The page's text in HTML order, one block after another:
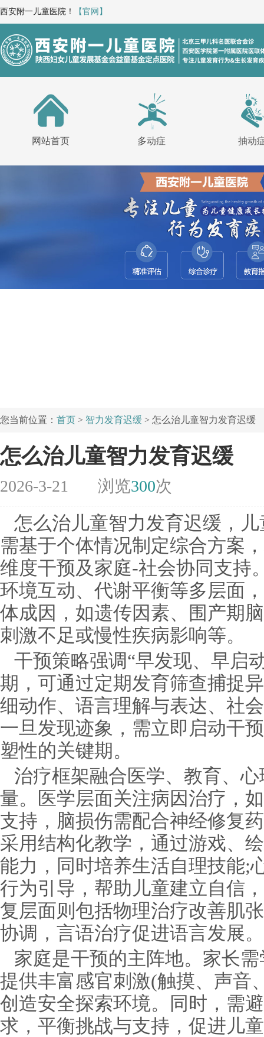
西安附一儿童医院！ 【官网】
网站首页 多动症 抽动
您当前位置： 首页 > 智力发育迟缓 > 怎么治儿童智力发育迟缓
怎么治儿童智力发育迟缓
2026-3-21 浏览300次
怎么治儿童智力发育迟缓，
需基于个体情况制定综合方案
维度干预及家庭-社会协同支持
环境互动、代谢平衡等多层面
体成因，如遗传因素、围产期
刺激不足或慢性疾病影响等。
干预策略强调“早发现、早启
期，可通过定期发育筛查捕捉
细动作、语言理解与表达、社
一旦发现迹象，需立即启动干
塑性的关键期。
治疗框架融合医学、教育、
量。医学层面关注病因治疗，
支持，脑损伤需配合神经修复
采用结构化教学，通过游戏、
能力，同时培养生活自理技能;
行为引导，帮助儿童建立自信
复层面则包括物理治疗改善肌
协调，言语治疗促进语言发展。
家庭是干预的主阵地。家长
提供丰富感官刺激(触摸、声音
创造安全探索环境。同时，需
求，平衡挑战与支持，促进儿